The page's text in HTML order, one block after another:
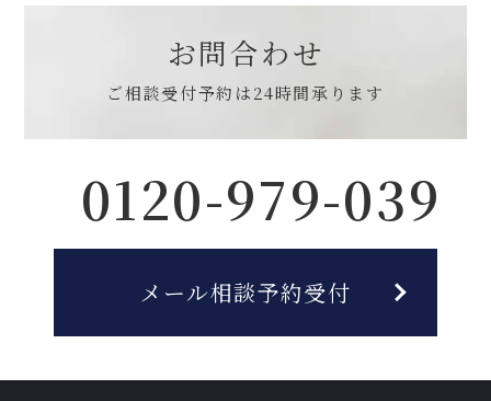
お問合わせ
ご相談受付予約は24時間承ります
0120-979-039
メール相談予約受付